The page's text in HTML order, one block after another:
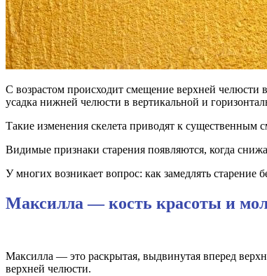
С возрастом происходит смещение верхней челюсти
усадка нижней челюсти в вертикальной и
Такие изменения скелета приводят к существенным
Видимые признаки старения появляются, когда
У многих возникает вопрос: как замедлять старение
Максилла — кость красоты и
Максилла — это раскрытая, выдвинутая вперед
верхней челюсти.